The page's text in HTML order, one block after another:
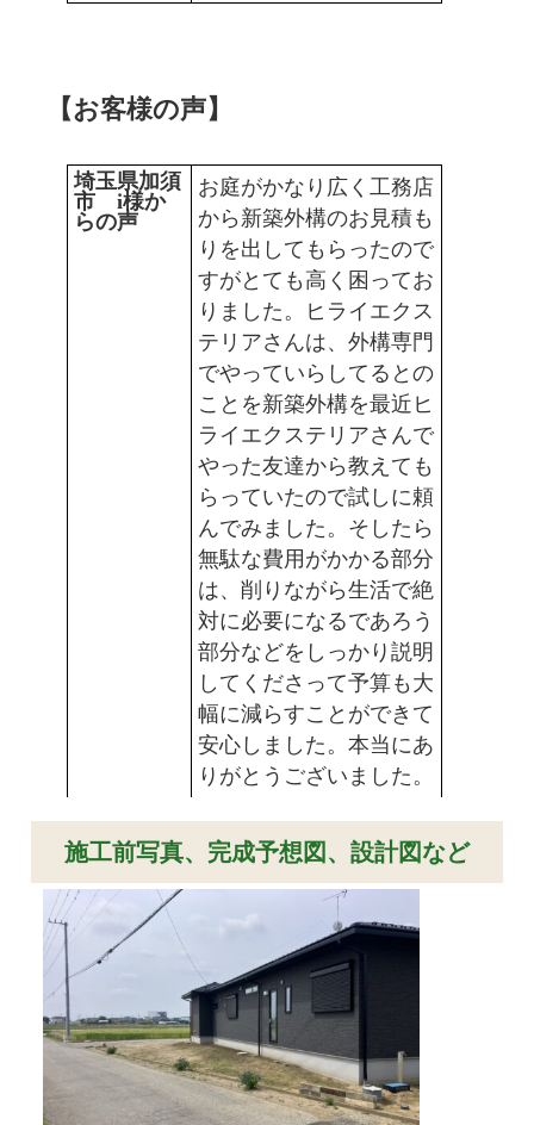
【お客様の声】
埼玉県加須
市 i様か
らの声
お庭がかなり広く工務店
から新築外構のお見積も
りを出してもらったので
すがとても高く困ってお
りました。ヒライエクス
テリアさんは、外構専門
でやっていらしてるとの
ことを新築外構を最近ヒ
ライエクステリアさんで
やった友達から教えても
らっていたので試しに頼
んでみました。そしたら
無駄な費用がかかる部分
は、削りながら生活で絶
対に必要になるであろう
部分などをしっかり説明
してくださって予算も大
幅に減らすことができて
安心しました。本当にあ
りがとうございました。
施工前写真、完成予想図、設計図など